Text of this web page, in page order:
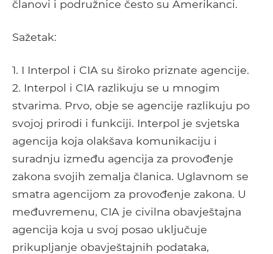
članovi i podružnice često su Amerikanci.
Sažetak:
1. I Interpol i CIA su široko priznate agencije.
2. Interpol i CIA razlikuju se u mnogim
stvarima. Prvo, obje se agencije razlikuju po
svojoj prirodi i funkciji. Interpol je svjetska
agencija koja olakšava komunikaciju i
suradnju između agencija za provođenje
zakona svojih zemalja članica. Uglavnom se
smatra agencijom za provođenje zakona. U
međuvremenu, CIA je civilna obavještajna
agencija koja u svoj posao uključuje
prikupljanje obavještajnih podataka,